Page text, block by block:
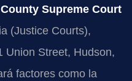
Supreme Court
(Justice Courts),
Union Street, Hudson,
factores como la